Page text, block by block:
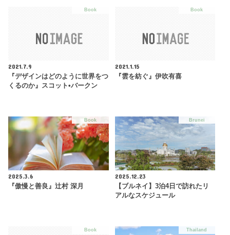
Book
2021.7.9
『デザインはどのように世界をつ
くるのか』スコット•バークン
Book
2021.1.15
『雲を紡ぐ』伊吹有喜
Book
2025.3.6
『傲慢と善良』辻村 深月
Brunei
2025.12.23
【ブルネイ】3泊4日で訪れたリ
アルなスケジュール
Book Thailand